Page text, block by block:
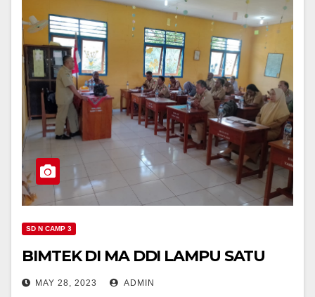
SD N CAMP 3
BIMTEK DI MA DDI LAMPU SATU
MAY 28, 2023 ADMIN